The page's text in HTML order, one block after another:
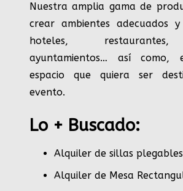
Nuestra amplia gama de
crear ambientes adecuados
hoteles,
ayuntamientos… así como,
espacio que quiera ser
evento.
Lo + Buscado:
Alquiler de sillas
Alquiler de Mesa